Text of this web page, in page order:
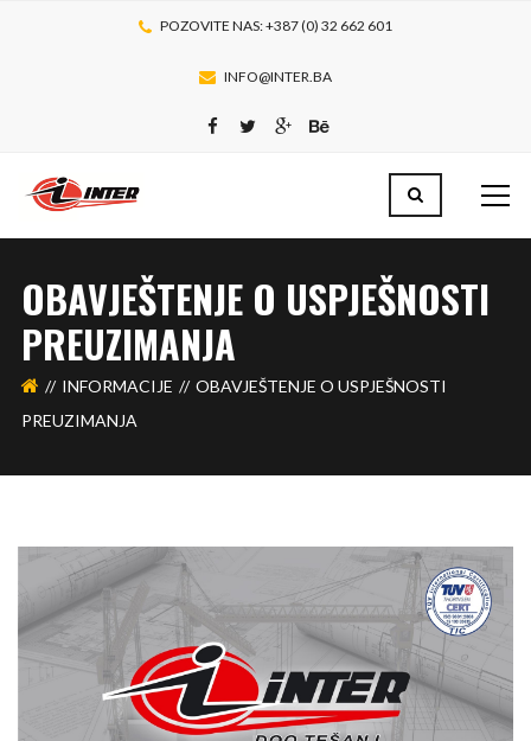
POZOVITE NAS: +387 (0) 32 662 601
INFO@INTER.BA
OBAVJEŠTENJE O USPJEŠNOSTI
PREUZIMANJA
INFORMACIJE
OBAVJEŠTENJE O USPJEŠNOSTI
PREUZIMANJA